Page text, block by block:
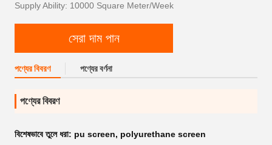
Supply Ability: 10000 Square Meter/Week
সেরা দাম পান
পণ্যের বিবরণ পণ্যের বর্ণনা
পণ্যের বিবরণ
বিশেষভাবে তুলে ধরা: pu screen, polyurethane screen